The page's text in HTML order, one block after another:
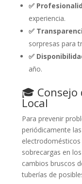
✅
experiencia.
✅
sorpresas para
✅
año.
🎓 Consejo
Local
Para prevenir
periódicamente
sobrecargas en
cambios bruscos
tuberías de